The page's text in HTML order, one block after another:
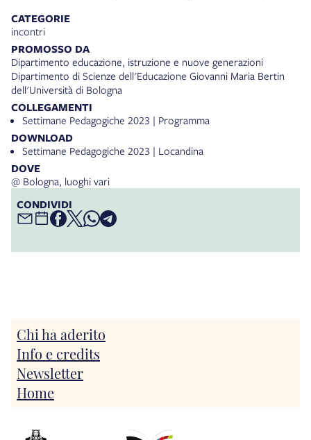
CATEGORIE
incontri
PROMOSSO DA
Dipartimento educazione, istruzione e nuove generazioni
Dipartimento di Scienze dell'Educazione Giovanni Maria Bertin
dell'Università di Bologna
COLLEGAMENTI
Settimane Pedagogiche 2023 | Programma
DOWNLOAD
Settimane Pedagogiche 2023 | Locandina
DOVE
@ Bologna, luoghi vari
CONDIVIDI
Chi ha aderito
Info e credits
Newsletter
Home